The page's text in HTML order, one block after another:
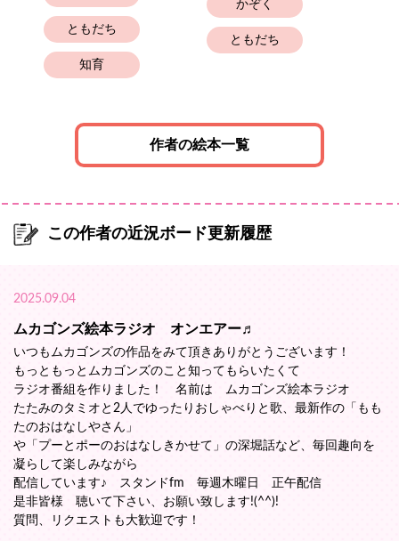
ともだち
知育
かぞく
ともだち
作者の絵本一覧
この作者の近況ボード更新履歴
2025.09.04
ムカゴンズ絵本ラジオ オンエアー♬
いつもムカゴンズの作品をみて頂きありがとうございます！
もっともっとムカゴンズのこと知ってもらいたくて
ラジオ番組を作りました！ 名前は ムカゴンズ絵本ラジオ
たたみのタミオと2人でゆったりおしゃべりと歌、最新作の「もも
たのおはなしやさん」
や「プーとポーのおはなしきかせて」の深堀話など、毎回趣向を
凝らして楽しみながら
配信しています♪ スタンドfm 毎週木曜日 正午配信
是非皆様 聴いて下さい、お願い致します!(^^)!
質問、リクエストも大歓迎です！